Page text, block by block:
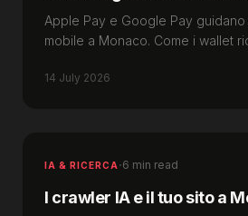
Apple Pay e Google Pay
mobile a Monaco. Come i wallet
14 July 2026
IA & RICERCA ·6 min read
I crawler IA e il tuo sito a